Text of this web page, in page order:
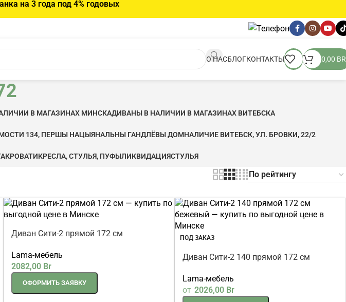
на 3 года под 4% годовых
О НАСБЛОГКОНТАКТЫ 0,00 BR
В МАГАЗИНАХ МИНСКАДИВАНЫ В НАЛИЧИИ В МАГАЗИНАХ ВИТЕБСКА
134, ПЕРШЫ НАЦЫЯНАЛЬНЫ ГАНДЛЁВЫ ДОМНАЛИЧИЕ ВИТЕБСК, УЛ. БРОВКИ, 22/2
КРОВАТИКРЕСЛА, СТУЛЬЯ, ПУФЫЛИКВИДАЦИЯCТУЛЬЯ
Диван Сити-2 прямой 172 см
Lama-мебель
2082,00 Br
ОФОРМИТЬ ЗАЯВКУ
ПОД ЗАКАЗ
Диван Сити-2 140 прямой 172 см
Lama-мебель
от 2026,00 Br